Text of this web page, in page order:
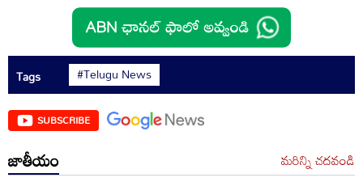
Tags #Telugu News
SUBSCRIBE
జాతీయం మరిన్ని చదవండి